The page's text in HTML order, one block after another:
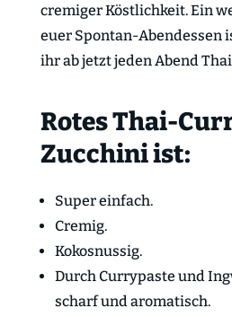
cremiger Köstlichkeit. Ein
euer Spontan-Abendessen
ihr ab jetzt jeden Abend
Rotes Thai-
Zucchini ist:
Super einfach.
Cremig.
Kokosnussig.
Durch Currypaste und
scharf und aromatisch.